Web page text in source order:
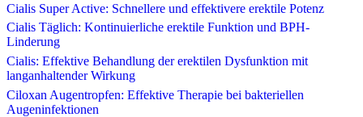
Cialis Super Active: Schnellere und effektivere erektile Potenz
Cialis Täglich: Kontinuierliche erektile Funktion und BPH-
Linderung
Cialis: Effektive Behandlung der erektilen Dysfunktion mit
langanhaltender Wirkung
Ciloxan Augentropfen: Effektive Therapie bei bakteriellen
Augeninfektionen